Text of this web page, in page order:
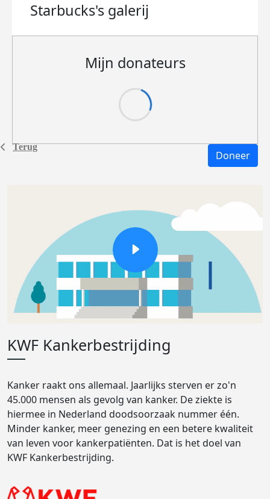
Terug
Starbucks's galerij
Mijn donateurs
Doneer
KWF Kankerbestrijding
Kanker raakt ons allemaal. Jaarlijks sterven er zo'n
45.000 mensen als gevolg van kanker. De ziekte is
hiermee in Nederland doodsoorzaak nummer één.
Minder kanker, meer genezing en een betere kwaliteit
van leven voor kankerpatiënten. Dat is het doel van
KWF Kankerbestrijding.